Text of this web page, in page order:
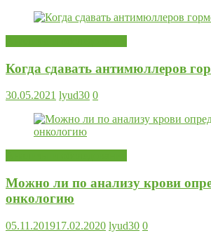
Когда сдавать антимюллеров
30.05.2021 lyud30 0
Можно ли по анализу крови
онкологию
05.11.201917.02.2020 lyud30 0